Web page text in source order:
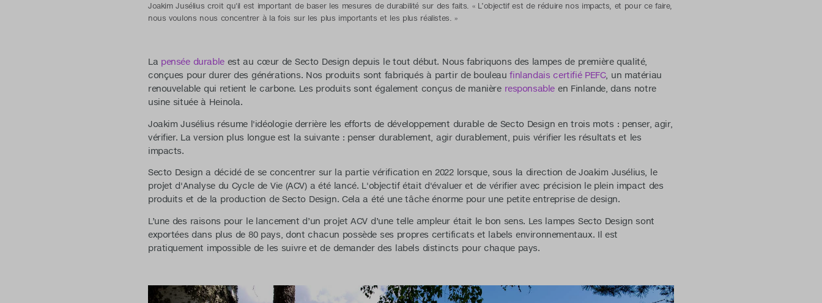
Joakim Jusélius croit qu'il est important de baser les mesures de durabilité sur des faits. « L’objectif est de réduire nos impacts, et pour ce faire,
nous voulons nous concentrer à la fois sur les plus importants et les plus réalistes. »
La pensée durableest au cœur de Secto Design depuis le tout début. Nous fabriquons des lampes de première qualité,
conçues pour durer des générations. Nos produits sont fabriqués à partir de bouleaufinlandais certifié PEFC, un matériau
renouvelable qui retient le carbone. Les produits sont également conçus de manière responsable en Finlande, dans notre
usine située à Heinola.
Joakim Jusélius résume l'idéologie derrière les efforts de développement durable de Secto Design en trois mots : penser, agir,
vérifier. La version plus longue est la suivante : penser durablement, agir durablement, puis vérifier les résultats et les
impacts.
Secto Design a décidé de se concentrer sur la partie vérification en 2022 lorsque, sous la direction de Joakim Jusélius, le
projet d'Analyse du Cycle de Vie (ACV) a été lancé. L'objectif était d'évaluer et de vérifier avec précision le plein impact des
produits et de la production de Secto Design. Cela a été une tâche énorme pour une petite entreprise de design.
L’une des raisons pour le lancement d’un projet ACV d’une telle ampleur était le bon sens. Les lampes Secto Design sont
exportées dans plus de 80 pays, dont chacun possède ses propres certificats et labels environnementaux. Il est
pratiquement impossible de les suivre et de demander des labels distincts pour chaque pays.